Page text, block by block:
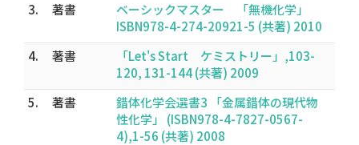
3.
著書
ベーシックマスター 「無機化学」
ISBN978-4-274-20921-5 (共著) 2010
4.
著書
「Let's Start ケミストリー」,103-
120, 131-144 (共著) 2009
5.
著書
錯体化学会選書3 「金属錯体の現代物
性化学」 (ISBN978-4-7827-0567-
4),1-56 (共著) 2008